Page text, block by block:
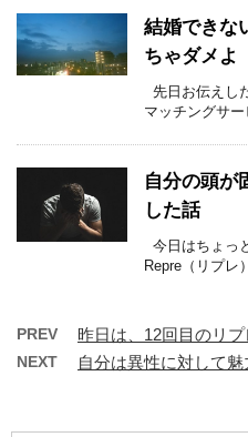
結婚できな
ちゃダメよ
先日お伝えし
マッチングサ
自分の頭が
した話
今日はちょっ
Repre（リプレ
PREV 昨日は、12回目のリプ
NEXT 自分は異性に対して